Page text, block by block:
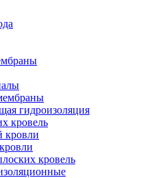
гидроизоляция
кровель
кровли
кровель